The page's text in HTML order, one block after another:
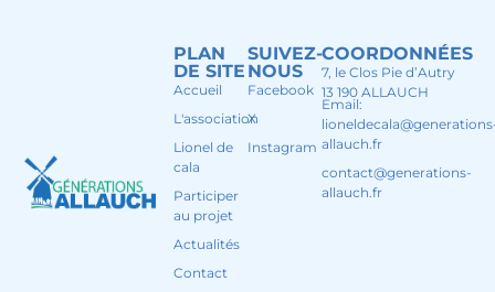
SUIVEZ-
NOUS
Facebook
X
Instagram
PLAN
DE SITE
Accueil
L'association
Lionel de
cala
Participer
au projet
Actualités
Contact
COORDONNÉES
7, le Clos Pie d’Autry
13 190 ALLAUCH
Email:
allauch.fr
contact@generations-
allauch.fr